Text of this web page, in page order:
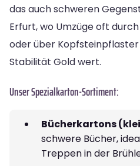
das auch schweren
Erfurt, wo Umzüge oft
oder über Kopfsteinpflaster
Stabilität Gold wert.
Unser Spezialkarton-Sortiment:
Bücherkartons
schwere Bücher,
Treppen in der